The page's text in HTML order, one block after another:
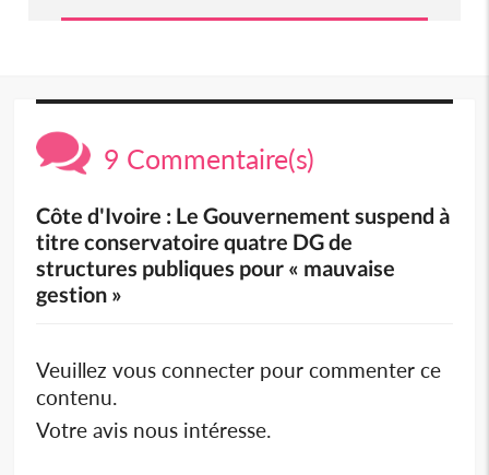
9 Commentaire(s)
Côte d'Ivoire : Le Gouvernement suspend à
titre conservatoire quatre DG de
structures publiques pour « mauvaise
gestion »
Veuillez vous connecter pour commenter ce
contenu.
Votre avis nous intéresse.